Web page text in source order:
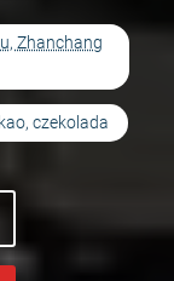
Zhanchang
czekolada